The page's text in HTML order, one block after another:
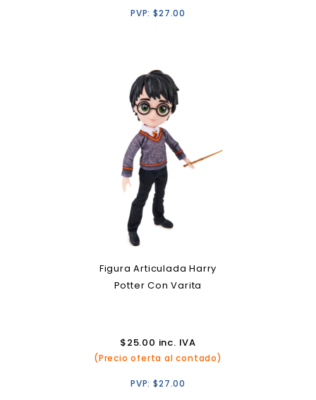
PVP:$27.00
Figura Articulada Harry
Potter Con Varita
$25.00 inc. IVA
(Precio oferta al contado)
PVP:$27.00